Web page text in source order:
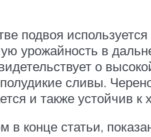
подвоя
урожайность в
о
сливы.
и также устойчив к
в конце статьи,